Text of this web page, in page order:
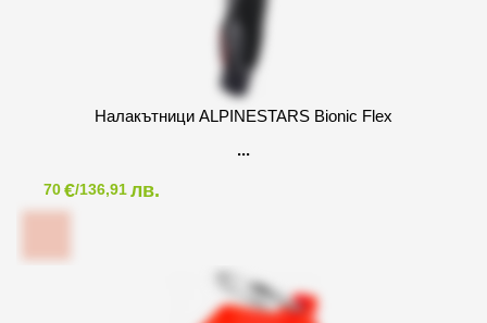
Налакътници ALPINESTARS Bionic Flex
70€/136,91лв.